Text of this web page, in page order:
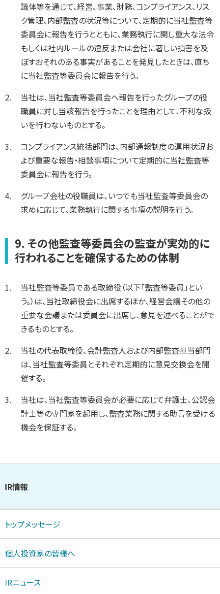
議体等を通じて、経営、事業、財務、コンプライアンス、リス
ク管理、内部監査の状況等について、定期的に当社監査等
委員会に報告を行うとともに、業務執行に関し重大な法令
もしくは社内ルールの違反または会社に著しい損害を及
ぼすおそれのある事実があることを発見したときは、直ち
に当社監査等委員会に報告を行う。
当社は、当社監査等委員会へ報告を行ったグループの役
職員に対し当該報告を行ったことを理由として、不利な扱
いを行わないものとする。
コンプライアンス統括部門は、内部通報制度の運用状況お
よび重要な報告・相談事項について定期的に当社監査等
委員会に報告を行う。
グループ会社の役職員は、いつでも当社監査等委員会の
求めに応じて、業務執行に関する事項の説明を行う。
9. その他監査等委員会の監査が実効的に
行われることを確保するための体制
当社監査等委員である取締役（以下「監査等委員」とい
う。）は、当社取締役会に出席するほか、経営会議その他の
重要な会議または委員会に出席し、意見を述べることがで
きるものとする。
当社の代表取締役、会計監査人および内部監査担当部門
は、当社監査等委員とそれぞれ定期的に意見交換会を開
催する。
当社は、当社監査等委員会が必要に応じて弁護士、公認会
計士等の専門家を起用し、監査業務に関する助言を受ける
機会を保証する。
IR情報
トップメッセージ
個人投資家の皆様へ
IRニュース